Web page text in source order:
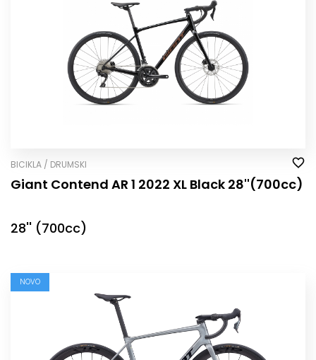
BICIKLA / DRUMSKI
Giant Contend AR 1 2022 XL Black 28''(700cc)
28'' (700cc)
NOVO